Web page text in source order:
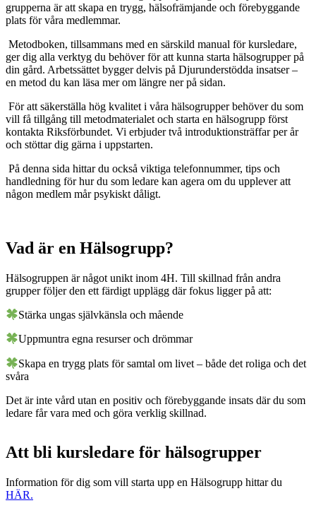
grupperna är att skapa en trygg, hälsofrämjande och förebyggande
plats för våra medlemmar.
Metodboken, tillsammans med en särskild manual för kursledare,
ger dig alla verktyg du behöver för att kunna starta hälsogrupper på
din gård. Arbetssättet bygger delvis på Djurunderstödda insatser –
en metod du kan läsa mer om längre ner på sidan.
För att säkerställa hög kvalitet i våra hälsogrupper behöver du som
vill få tillgång till metodmaterialet och starta en hälsogrupp först
kontakta Riksförbundet. Vi erbjuder två introduktionsträffar per år
och stöttar dig gärna i uppstarten.
På denna sida hittar du också viktiga telefonnummer, tips och
handledning för hur du som ledare kan agera om du upplever att
någon medlem mår psykiskt dåligt.
Vad är en Hälsogrupp?
Hälsogruppen är något unikt inom 4H. Till skillnad från andra
grupper följer den ett färdigt upplägg där fokus ligger på att:
Stärka ungas självkänsla och mående
Uppmuntra egna resurser och drömmar
Skapa en trygg plats för samtal om livet – både det roliga och det
svåra
Det är inte vård utan en positiv och förebyggande insats där du som
ledare får vara med och göra verklig skillnad.
Att bli kursledare för hälsogrupper
Information för dig som vill starta upp en Hälsogrupp hittar du
HÄR.